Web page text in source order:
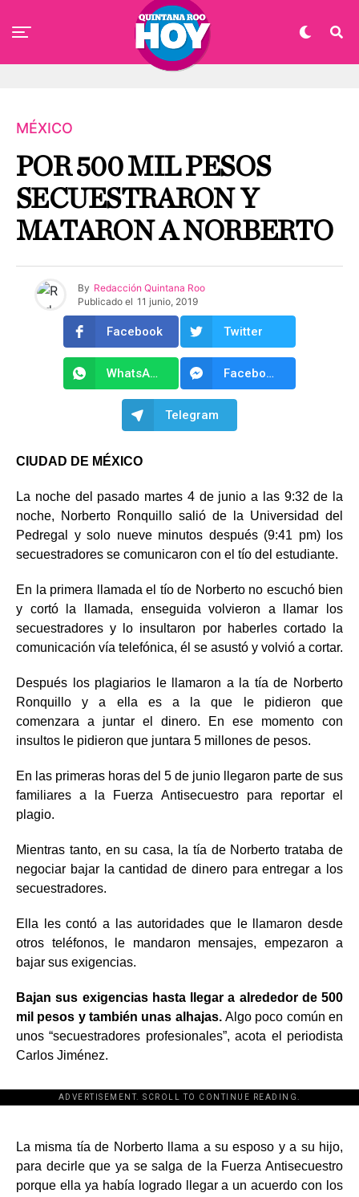
MÉXICO
POR 500 MIL PESOS
SECUESTRARON Y
MATARON A NORBERTO
By Redacción Quintana Roo
Publicado el 11 junio, 2019
Facebook Twitter
WhatsApp Facebook Messenger
Telegram
CIUDAD DE MÉXICO
La noche del pasado martes 4 de junio a las 9:32 de la
noche, Norberto Ronquillo salió de la Universidad del
Pedregal y solo nueve minutos después (9:41 pm) los
secuestradores se comunicaron con el tío del estudiante.
En la primera llamada el tío de Norberto no escuchó bien
y cortó la llamada, enseguida volvieron a llamar los
secuestradores y lo insultaron por haberles cortado la
comunicación vía telefónica, él se asustó y volvió a cortar.
Después los plagiarios le llamaron a la tía de Norberto
Ronquillo y a ella es a la que le pidieron que
comenzara a juntar el dinero. En ese momento con
insultos le pidieron que juntara 5 millones de pesos.
En las primeras horas del 5 de junio llegaron parte de sus
familiares a la Fuerza Antisecuestro para reportar el
plagio.
Mientras tanto, en su casa, la tía de Norberto trataba de
negociar bajar la cantidad de dinero para entregar a los
secuestradores.
Ella les contó a las autoridades que le llamaron desde
otros teléfonos, le mandaron mensajes, empezaron a
bajar sus exigencias.
Bajan sus exigencias hasta llegar a alrededor de 500
mil pesos y también unas alhajas. Algo poco común en
unos “secuestradores profesionales”, acota el periodista
Carlos Jiménez.
ADVERTISEMENT. SCROLL TO CONTINUE READING.
[adsforwp id="243463"]
La misma tía de Norberto llama a su esposo y a su hijo,
para decirle que ya se salga de la Fuerza Antisecuestro
porque ella ya había logrado llegar a un acuerdo con los